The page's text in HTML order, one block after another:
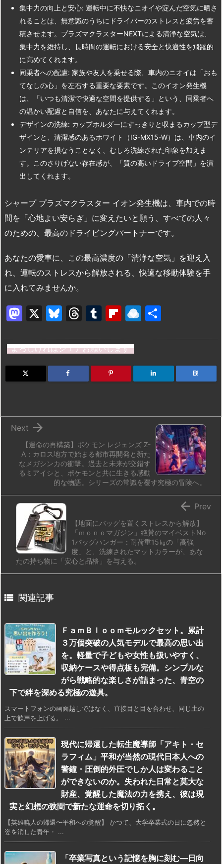
集中力の向上と安心: 運転中に不快なニオイや淀んだ空気に晒さ
れることは、無意識のうちにドライバーのストレスと疲労を蓄
積させます。プラズマクラスターNEXTによる清浄な空気は、
集中力を維持し、長時間の運転における安全と快適性を飛躍的
に高めてくれます。
同乗者への配慮: 家族や友人を乗せる際、車内のニオイは「おも
てなしの心」を左右する重要な要素です。このイオン発生機
は、「いつも清潔で快適な空間を提供する」という、同乗者へ
の温かい配慮と自信を、あなたに与えてくれます。
デザインの洗練: カップホルダーにすっきりと収まるカップ型デ
ザインと、清潔感のあるホワイト（IG-MX15-W）は、車内のイ
ンテリアを損なうことなく、むしろ洗練された印象を加えま
す。このさりげない存在感が、「質の高いドライブ空間」を演
出してくれます。
シャープ プラズマクラスター イオン発生機は、車内での時
間を「心地よい安らぎ」に変えたいと願う、すべての人々
のための、最高のドライビングパートナーです。
あなたの愛車に、この最高濃度の「清浄な空気」を迎え入
れ、運転のストレスから解放される、快適な移動体験を手
に入れてみませんか。
M
st
o
d
X
Bl
e
s
k
T
e
a
d
T
m
bl
r
Fl
b
o
ar
R
n
dr
o
よろしければシェアお願いします
B!
【運命の再構築】ポケモン レジェンズ Z-
A：カロス地方で始まる都市再開発と新た
なメガシンカの衝撃。過去と未来が交錯す
るミアイシと、ポケモンと共に生きる感動
的な物語。シリーズの常識を覆す究極の冒険へ。

Next
【地面にバッグを置くストレスから解放】
「ｍｏｎｏマガジン」絶賛のマイベストNo
1バッグハンガー：耐荷重15㎏の「高強
度」と、洗練されたマットカラーが、あな
たの持ち物に「安心と品格」を与える。
 Prev
 関連記事
ＦａｍＢｌｏｏｍモルックセット。累計
３万個突破の人気モデルで最高の思い出
を。軽量で子どもや女性も扱いやすく、
収納ケースや得点板も完備。シンプルな
がら戦略的な楽しさが詰まった、青空の
下で絆を深める究極の遊具。
スマートフォンの画面越しではなく、直接目と目を合わせ、同じ土の
上で歓声を上げる。 ...
現代に帰還した転生魔導師「アキト・セ
ラフィム」平和が当然の現代日本人への
警鐘・圧倒的外圧でしか人は変わること
ができないのか。失われた日常と莫大な
財産、覚醒した魔法の力を携え、彼は現
実と幻想の狭間で新たな運命を切り拓く。
【英雄暁人の帰還〜平和への覚醒】 かつて、大学卒業式の日に忽然と
姿を消した青年・ ...
「卒業写真という記憶を胸に刻む—日向